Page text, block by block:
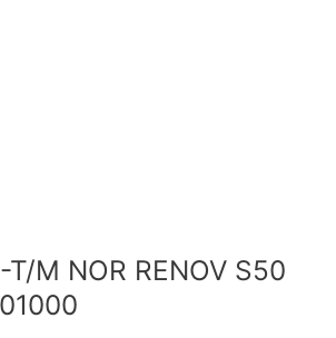
M NOR RENOV S50